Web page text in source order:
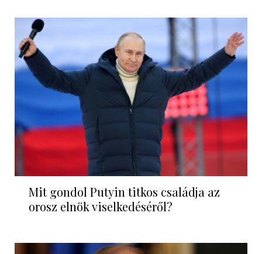
Mit gondol Putyin titkos családja az
orosz elnök viselkedéséről?